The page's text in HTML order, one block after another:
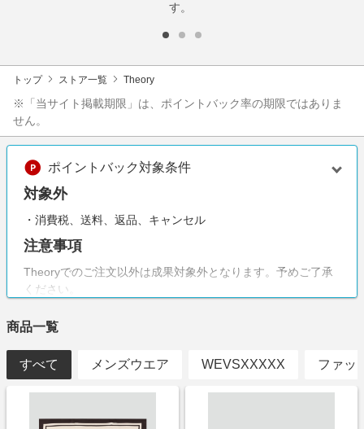
す。
トップ ストア一覧 Theory
※「当サイト掲載期限」は、ポイントバック率の期限ではありま
せん。
ポイントバック対象条件
対象外
・消費税、送料、返品、キャンセル
注意事項
Theoryでのご注文以外は成果対象外となります。予めご了承
ください。
商品一覧
すべて メンズウエア WEVSXXXXX ファッ